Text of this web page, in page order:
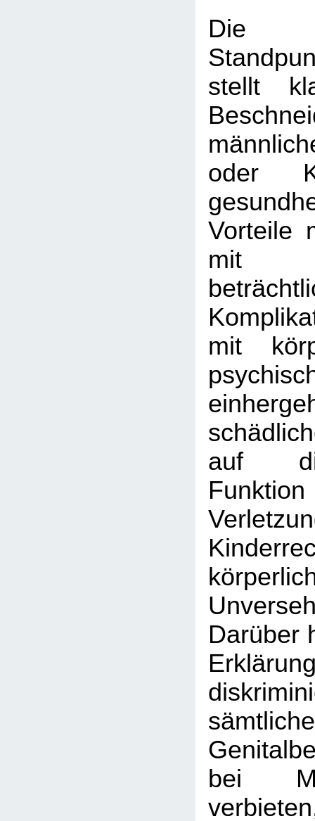
Die
stellt
oder
Vorteile
mit
mit
auf
Darüber
bei